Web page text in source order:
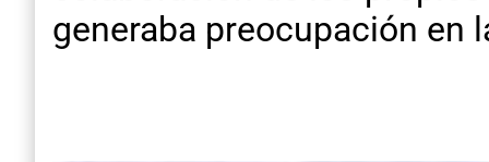
generaba preocupación en